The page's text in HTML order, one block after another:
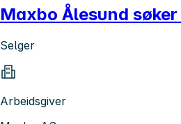
Maxbo Ålesund
Selger
Arbeidsgiver